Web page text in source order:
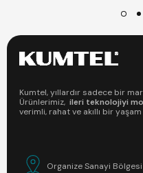
Kumtel, yıllardır sadece bir
Ürünlerimiz, ileri teknolojiyi
verimli, rahat ve akıllı bir
Organize Sanayi